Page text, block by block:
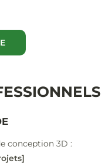
conception 3D :